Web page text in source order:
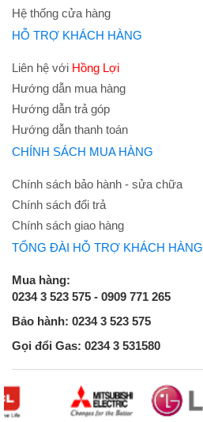
Hệ thống cửa hàng
HỖ TRỢ KHÁCH HÀNG
Liên hệ với Hồng Lợi
Hướng dẫn mua hàng
Hướng dẫn trả góp
Hướng dẫn thanh toán
CHÍNH SÁCH MUA HÀNG
Chính sách bảo hành - sửa chữa
Chính sách đổi trả
Chính sách giao hàng
TỔNG ĐÀI HỖ TRỢ KHÁCH HÀNG
Mua hàng:
0234 3 523 575 - 0909 771 265
Bảo hành: 0234 3 523 575
Gọi đổi Gas: 0234 3 531580